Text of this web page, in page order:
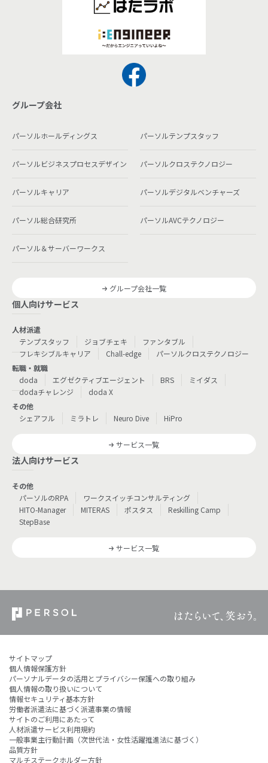
グループ会社
パーソルホールディングス パーソルテンプスタッフ
パーソルビジネスプロセスデザイン パーソルクロステクノロジー
パーソルキャリア パーソルデジタルベンチャーズ
パーソル総合研究所 パーソルAVCテクノロジー
パーソル＆サーバーワークス
グループ会社一覧
個人向けサービス
人材派遣
テンプスタッフ
ジョブチェキ
ファンタブル
フレキシブルキャリア
Chall-edge
パーソルクロステクノロジー
転職・就職
doda
エグゼクティブエージェント BRS
ミイダス
dodaチャレンジ
doda X
その他
シェアフル
ミラトレ Neuro Dive HiPro
サービス一覧
法人向けサービス
その他
パーソルのRPA
ワークスイッチコンサルティング
HITO-Manager
MITERAS ポスタス
Reskilling Camp
StepBase
サービス一覧
サイトマップ
個人情報保護方針
パーソナルデータの活用とプライバシー保護への取り組み
個人情報の取り扱いについて
情報セキュリティ基本方針
労働者派遣法に基づく派遣事業の情報
サイトのご利用にあたって
人材派遣サービス利用規約
一般事業主行動計画（次世代法・女性活躍推進法に基づく）
品質方針
マルチステークホルダー方針